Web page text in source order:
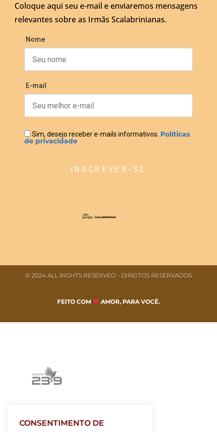
Coloque aqui seu e-mail e enviaremos mensagens
relevantes sobre as Irmãs Scalabrinianas.
Nome
E-mail
Sim, desejo receber e-mails informativos. Políticas
de privacidade
INSCREVER-SE
© 2024 ALL RIGHTS RESERVED​ - DIREITOS RESERVADOS
FEITO COM AMOR, PARA VOCÊ.
CONSENTIMENTO DE